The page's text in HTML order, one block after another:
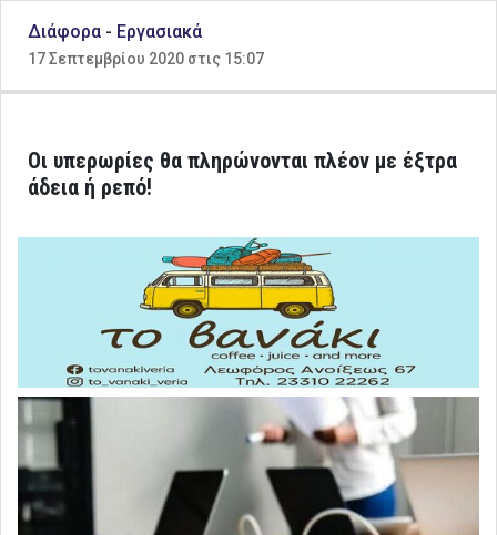
Διάφορα - Εργασιακά
17 Σεπτεμβρίου 2020 στις 15:07
Οι υπερωρίες θα πληρώνονται πλέον με έξτρα
άδεια ή ρεπό!